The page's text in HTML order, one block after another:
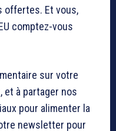
offertes. Et vous,
comptez-vous
sur votre
et à partager nos
pour alimenter la
newsletter pour